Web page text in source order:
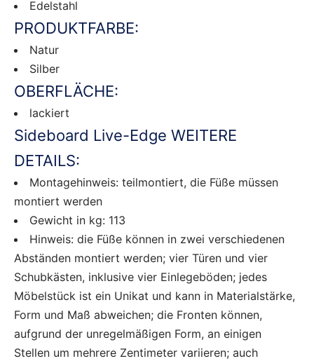
Edelstahl
PRODUKTFARBE:
Natur
Silber
OBERFLÄCHE:
lackiert
Sideboard Live-Edge WEITERE
DETAILS:
Montagehinweis: teilmontiert, die Füße müssen
montiert werden
Gewicht in kg: 113
Hinweis: die Füße können in zwei verschiedenen
Abständen montiert werden; vier Türen und vier
Schubkästen, inklusive vier Einlegeböden; jedes
Möbelstück ist ein Unikat und kann in Materialstärke,
Form und Maß abweichen; die Fronten können,
aufgrund der unregelmäßigen Form, an einigen
Stellen um mehrere Zentimeter variieren; auch